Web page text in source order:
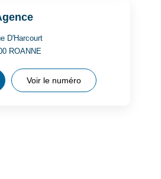
D'Harcourt
ROANNE
Voir le numéro